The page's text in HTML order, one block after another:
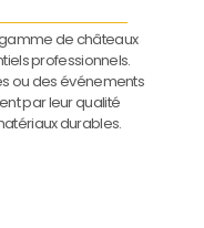
de châteaux
professionnels.
ou des événements
par leur qualité
durables.